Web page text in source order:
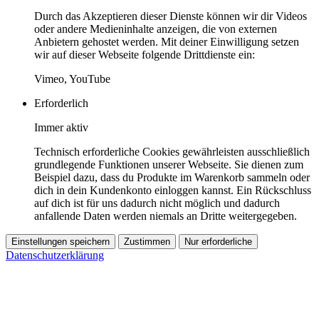
Durch das Akzeptieren dieser Dienste können wir dir Videos
oder andere Medieninhalte anzeigen, die von externen
Anbietern gehostet werden. Mit deiner Einwilligung setzen
wir auf dieser Webseite folgende Drittdienste ein:
Vimeo, YouTube
Erforderlich
Immer aktiv
Technisch erforderliche Cookies gewährleisten ausschließlich
grundlegende Funktionen unserer Webseite. Sie dienen zum
Beispiel dazu, dass du Produkte im Warenkorb sammeln oder
dich in dein Kundenkonto einloggen kannst. Ein Rückschluss
auf dich ist für uns dadurch nicht möglich und dadurch
anfallende Daten werden niemals an Dritte weitergegeben.
Einstellungen speichern Zustimmen Nur erforderliche
Datenschutzerklärung